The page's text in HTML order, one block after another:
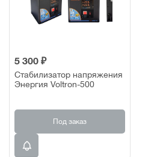
5 300 ₽
Стабилизатор напряжения
Энергия Voltron-500
Под заказ